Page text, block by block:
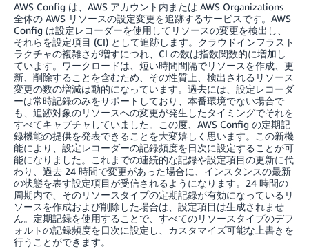
AWS Config は、AWS アカウント内または AWS Organizations
全体の AWS リソースの設定変更を追跡するサービスです。AWS
Config は設定レコーダーを使用してリソースの変更を検出し、
それらを設定項目 (CI) として追跡します。クラウドインフラスト
ラクチャの複雑さが増すにつれ、CI の数は指数関数的に増加し
ています。ワークロードは、短い時間間隔でリソースを作成、更
新、削除することを含むため、その性質上、検出されるリソース
変更の数の増減は動的になっています。過去には、設定レコーダ
ーは常時記録のみをサポートしており、本番環境でない場合で
も、追跡対象のリソースへの変更が発生したタイミングでそれを
すべてキャプチャしていました。この度、AWS Config の定期記
録機能の提供を発表できることを大変嬉しく思います。この新機
能により、設定レコーダーの記録頻度を日次に設定することが可
能になりました。これまでの連続的な記録や設定項目の更新に代
わり、過去 24 時間で変更があった場合に、インスタンスの最新
の状態を表す設定項目が受信されるようになります。24 時間の
周期内で、そのリソースタイプの定期記録が有効になっているリ
ソースを作成および削除した場合は、設定項目は生成されませ
ん。定期記録を使用することで、すべてのリソースタイプのデフ
ォルトの記録頻度を日次に設定し、カスタマイズ可能な上書きを
行うことができます。